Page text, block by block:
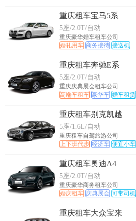
重庆租车宝马5系
5座/2.0T/自动
重庆豪华婚车租车公司
婚礼用车 商务接待 接送机
重庆租车奔驰E系
5座/2.0T/自动
重庆庆典展会租车公司
高端车租车 豪华车 婚车租赁
重庆租车别克凯越
5座/1.6L/自动
重庆租车自驾旅游公司
上下班代步 经济车 便宜小车
重庆租车奥迪A4
5座/2.0T/自动
重庆豪华商务租车公司
婚庆租车 庆典展会 可带司机
重庆租车大众宝来